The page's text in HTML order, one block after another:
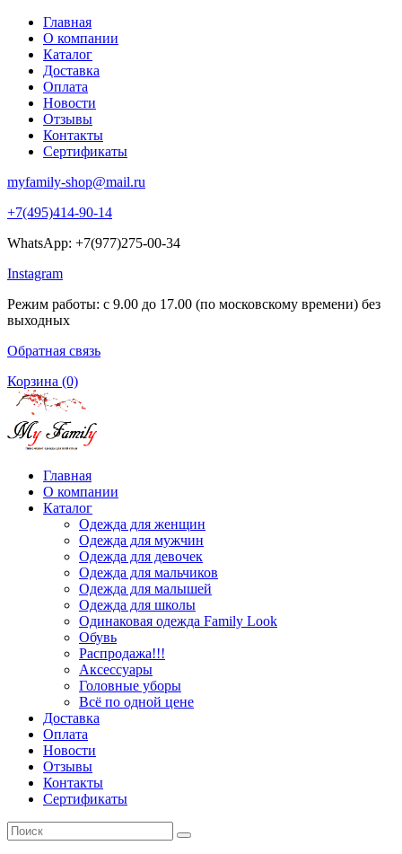
Главная
О компании
Каталог
Доставка
Оплата
Новости
Отзывы
Контакты
Сертификаты
myfamily-shop@mail.ru
+7(495)414-90-14
WhatsApp: +7(977)275-00-34
Instagram
Режим работы: с 9.00 до 17.00 (по московскому времени) без
выходных
Обратная связь
Корзина (0)
Главная
О компании
Каталог
Одежда для женщин
Одежда для мужчин
Одежда для девочек
Одежда для мальчиков
Одежда для малышей
Одежда для школы
Одинаковая одежда Family Look
Обувь
Распродажа!!!
Аксессуары
Головные уборы
Всё по одной цене
Доставка
Оплата
Новости
Отзывы
Контакты
Сертификаты